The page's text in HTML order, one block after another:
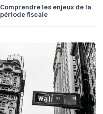
Comprendre les enjeux de la
période fiscale